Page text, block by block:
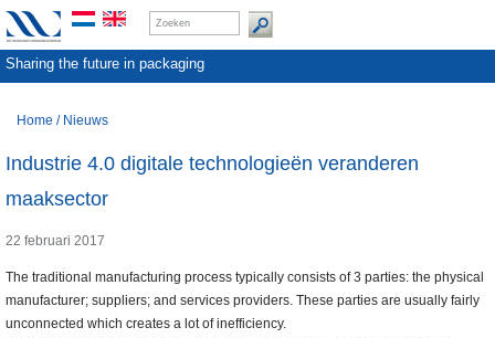
Sharing the future in packaging
Home / Nieuws
Industrie 4.0 digitale technologieën veranderen
maaksector
22 februari 2017
The traditional manufacturing process typically consists of 3 parties: the physical
manufacturer; suppliers; and services providers. These parties are usually fairly
unconnected which creates a lot of inefficiency.